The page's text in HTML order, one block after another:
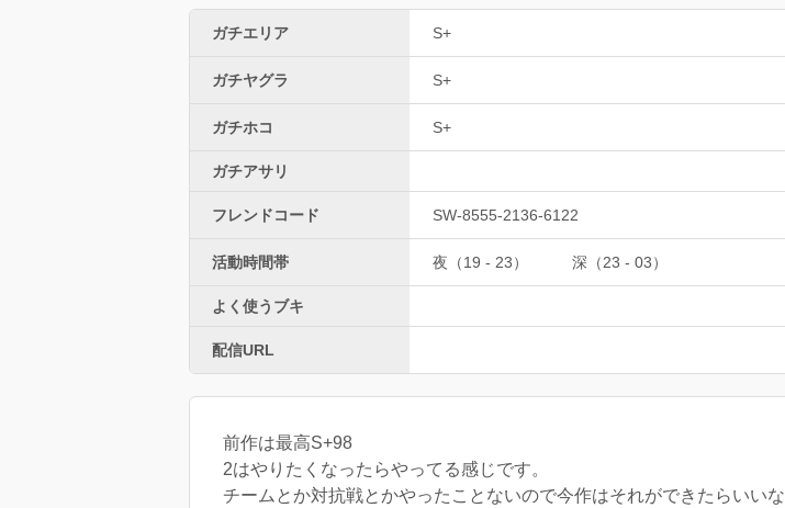
ガチエリア S+
ガチヤグラ S+
ガチホコ S+
ガチアサリ
フレンドコード SW-8555-2136-6122
活動時間帯 夜（19 - 23） 深（23 - 03）
よく使うブキ
配信URL
前作は最高S+98
2はやりたくなったらやってる感じです。
チームとか対抗戦とかやったことないので今作はそれができたらいいな